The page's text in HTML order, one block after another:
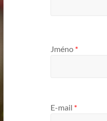
Jméno *
E-mail *